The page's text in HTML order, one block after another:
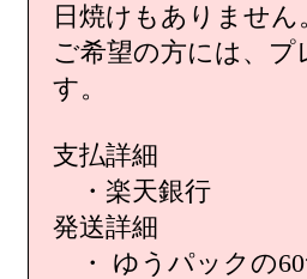
日焼けもありません
ご希望の方には、
す。
支払詳細
・楽天銀行
発送詳細
・ ゆうパックの